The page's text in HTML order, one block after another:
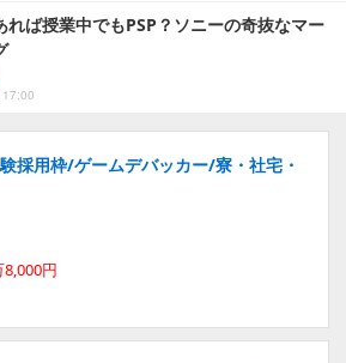
れば授業中でもPSP？ソニーの奇抜なマー
採用枠/ゲームデバッカー/寮・社宅・
円